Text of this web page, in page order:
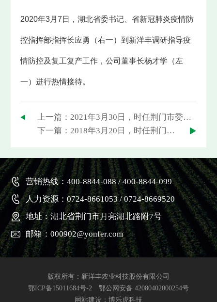
2020年3月7日，湖北省委书记、省新冠肺炎疫情防
控指挥部指挥长应勇（右一）到新洋丰调研指导疫
情防控及复工复产工作，公司董事长杨才学（左
一）进行热情接待。
上一篇：2021年3月30日，时任荆门市委书记王祺扬到新洋丰调研
下一篇：2018年3月20日，时任荆门市委书记张爱国（前排中）莅临新洋丰调研
营销热线：400-8844-088 / 400-8844-099
人力资源：0724-8661053 / 0724-8669520
地址：湖北省荆门市月亮湖北路附7号
邮箱：000902@yonfer.com
版权所有：新洋丰农业科技股份有限公司
鄂ICP备15011684号-2 鄂公网安备 42080402000254号
网站建设 ：博乐虎科技